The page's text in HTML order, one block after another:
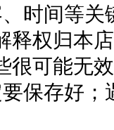
时间等
释权归本
很可能无
保存好